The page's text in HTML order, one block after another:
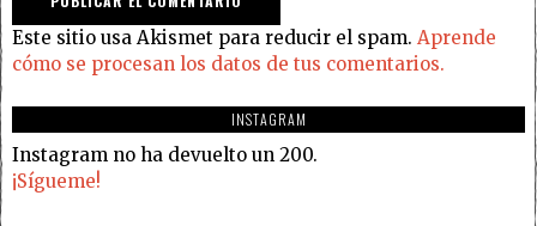
Este sitio usa Akismet para reducir el spam. Aprende
cómo se procesan los datos de tus comentarios.
INSTAGRAM
Instagram no ha devuelto un 200.
¡Sígueme!